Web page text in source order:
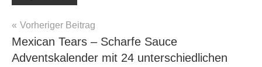
Beitragsnavigation
Vorheriger Beitrag
Mexican Tears – Scharfe Sauce
Adventskalender mit 24 unterschiedlichen